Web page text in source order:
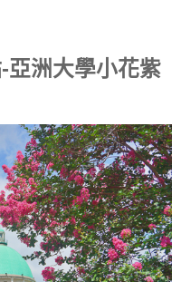
亞洲大學小花紫